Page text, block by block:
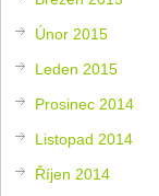
Únor 2015
Leden 2015
Prosinec 2014
Listopad 2014
Říjen 2014